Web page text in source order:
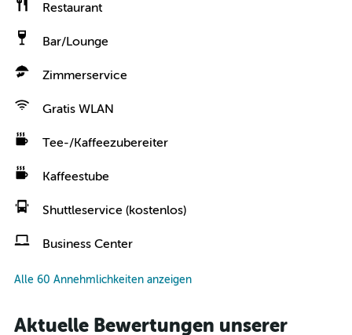
Restaurant
Bar/Lounge
Zimmerservice
Gratis WLAN
Tee-/Kaffeezubereiter
Kaffeestube
Shuttleservice (kostenlos)
Business Center
Alle 60 Annehmlichkeiten anzeigen
Aktuelle Bewertungen unserer